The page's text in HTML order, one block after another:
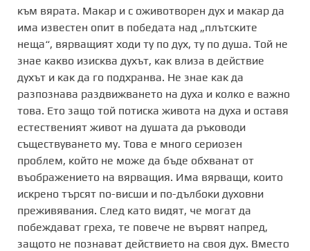
към вярата. Макар и с оживотворен дух и макар да
има известен опит в победата над „плътските
неща“, вярващият ходи ту по дух, ту по душа. Той не
знае какво изисква духът, как влиза в действие
духът и как да го подхранва. Не знае как да
разпознава раздвижването на духа и колко е важно
това. Ето защо той потиска живота на духа и оставя
естественият живот на душата да ръководи
съществуването му. Това е много сериозен
проблем, който не може да бъде обхванат от
въображението на вярващия. Има вярващи, които
искрено търсят no-висши и по-дълбоки духовни
преживявания. След като видят, че могат да
побеждават греха, те повече не вървят напред,
защото не познават действието на своя дух. Вместо